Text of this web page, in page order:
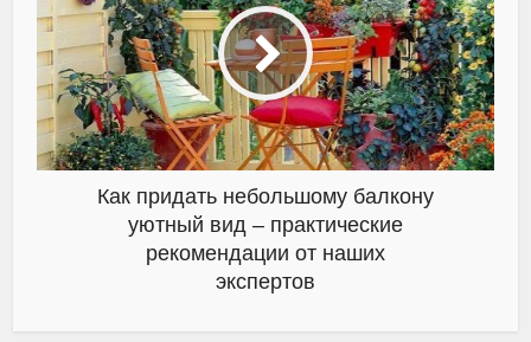
Как придать небольшому балкону
уютный вид – практические
рекомендации от наших
экспертов